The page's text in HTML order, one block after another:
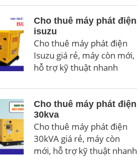
Cho thuê máy phát điện
isuzu
Cho thuê máy phát điện
Isuzu giá rẻ, máy còn mới,
hỗ trợ kỹ thuật nhanh
Cho thuê máy phát điện
30kva
Cho thuê máy phát điện
30kVA giá rẻ, máy còn
mới, hỗ trợ kỹ thuật nhanh